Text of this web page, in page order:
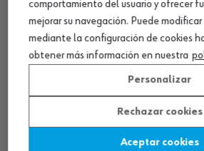
MÉTODOS DE PAGO
comportamiento del usuario y ofrecer
mejorar su navegación. Puede
mediante la configuración de cookies
obtener más información en nuestra
Personalizar
Rechazar cookies
Aceptar cookies